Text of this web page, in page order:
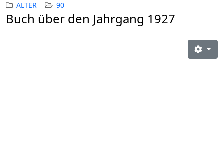
ALTER 90
Buch über den Jahrgang 1927